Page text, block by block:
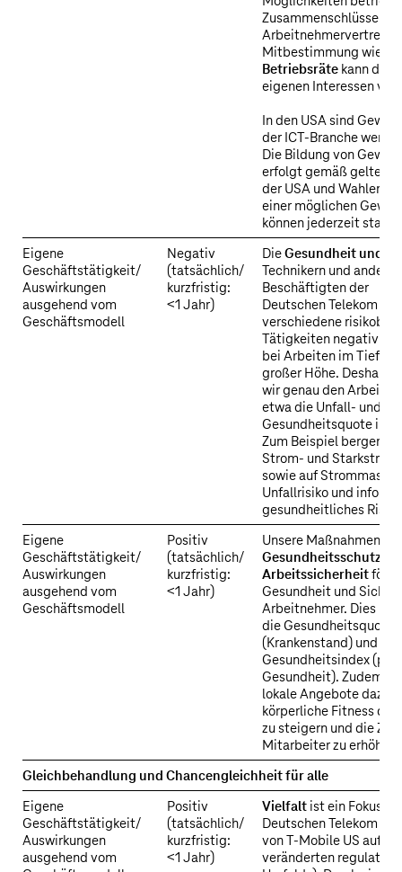
Zusammenschlüsse der
Mitbestimmung wie z.
Betriebsräte kann die
eigenen Interessen
In den USA sind
der ICT-Branche
Die Bildung von
erfolgt gemäß
der USA und Wahlen
einer möglichen
können jederzeit
Eigene
Geschäftstätigkeit/
Auswirkungen
ausgehend vom
Geschäftsmodell
Negativ
(tatsächlich/
kurzfristig:
<1 Jahr)
DieGesundheit und
Technikern und
Beschäftigten der
Deutschen Telekom
verschiedene
Tätigkeiten negativ
bei Arbeiten im
großer Höhe. Deshalb
wir genau den
etwa die Unfall- und
Gesundheitsquote in
Zum Beispiel bergen
Strom- und
sowie auf
Unfallrisiko und
gesundheitliches
Eigene
Geschäftstätigkeit/
Auswirkungen
ausgehend vom
Geschäftsmodell
Positiv
(tatsächlich/
kurzfristig:
<1 Jahr)
Unsere Maßnahmen für
Gesundheitsschutz
Arbeitssicherheit
Gesundheit und
Arbeitnehmer. Dies
die Gesundheitsquote
(Krankenstand) und der
Gesundheitsindex
Gesundheit). Zudem
lokale Angebote dazu
körperliche Fitness
zu steigern und die
Mitarbeiter zu erhöhen.
Gleichbehandlung und Chancengleichheit für alle
Eigene
Geschäftstätigkeit/
Auswirkungen
ausgehend vom
Positiv
(tatsächlich/
kurzfristig:
<1 Jahr)
Vielfalt ist ein
Deutschen Telekom
von T‑Mobile US
veränderten